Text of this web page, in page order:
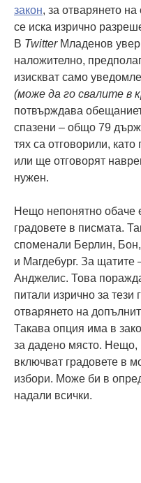
закон, за отварянето
се иска изрично
В TwitterМладенов
наложително,
изискват само
(може да го свалите в
потвърждава
спазени – общо 79
тях са отговорили,
или ще отговорят
нужен.
Нещо непонятно обаче
градовете в писмата.
споменали Берлин,
и Магдебург. За
Анджелис. Това
питали изрично за тези
отварянето на
Такава опция има в
за дадено място. Нещо,
включват градовете в
избори. Може би в
надали всички.